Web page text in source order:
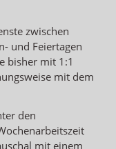
zwischen
und Feiertagen
bisher mit 1:1
mit dem
den
mit einem